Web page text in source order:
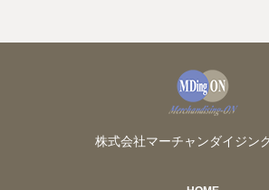
株式会社マーチャンダイジン